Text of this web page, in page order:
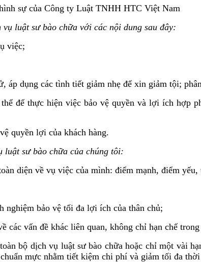
sự của Công ty Luật TNHH HTC Việt Nam
luật sư bào chữa với các nội dung sau đây:
việc;
áp dụng các tình tiết giảm nhẹ để xin giảm tội;
để thực hiện việc bảo vệ quyền và lợi ích hợp
quyền lợi của khách hàng.
luật sư bào chữa của chúng tôi:
diện về vụ việc của mình: điểm mạnh, điểm
nghiệm bảo vệ tối đa lợi ích của thân chủ;
các vấn đề khác liên quan, không chỉ hạn chế
bộ dịch vụ luật sư bào chữa hoặc chỉ một vài
mực nhằm tiết kiệm chi phí và giảm tối đa